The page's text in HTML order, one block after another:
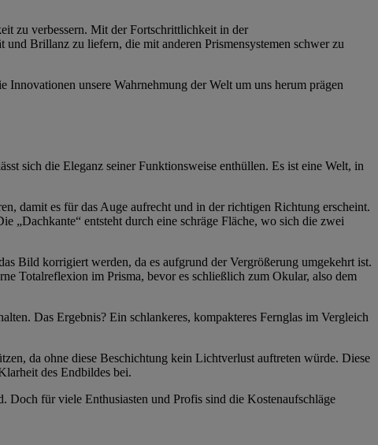
zu verbessern. Mit der Fortschrittlichkeit in der
Brillanz zu liefern, die mit anderen Prismensystemen schwer zu
unsere Wahrnehmung der Welt um uns herum prägen
sich die Eleganz seiner Funktionsweise enthüllen. Es ist eine Welt, in
damit es für das Auge aufrecht und in der richtigen Richtung erscheint.
„Dachkante“ entsteht durch eine schräge Fläche, wo sich die zwei
Bild korrigiert werden, da es aufgrund der Vergrößerung umgekehrt ist.
Totalreflexion im Prisma, bevor es schließlich zum Okular, also dem
Das Ergebnis? Ein schlankeres, kompakteres Fernglas im Vergleich
da ohne diese Beschichtung kein Lichtverlust auftreten würde. Diese
des Endbildes bei.
Doch für viele Enthusiasten und Profis sind die Kostenaufschläge